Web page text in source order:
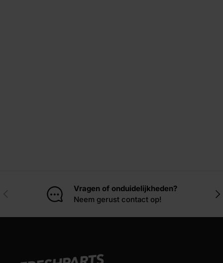
Vorige
Vragen of onduidelijkheden?
Neem gerust contact op!